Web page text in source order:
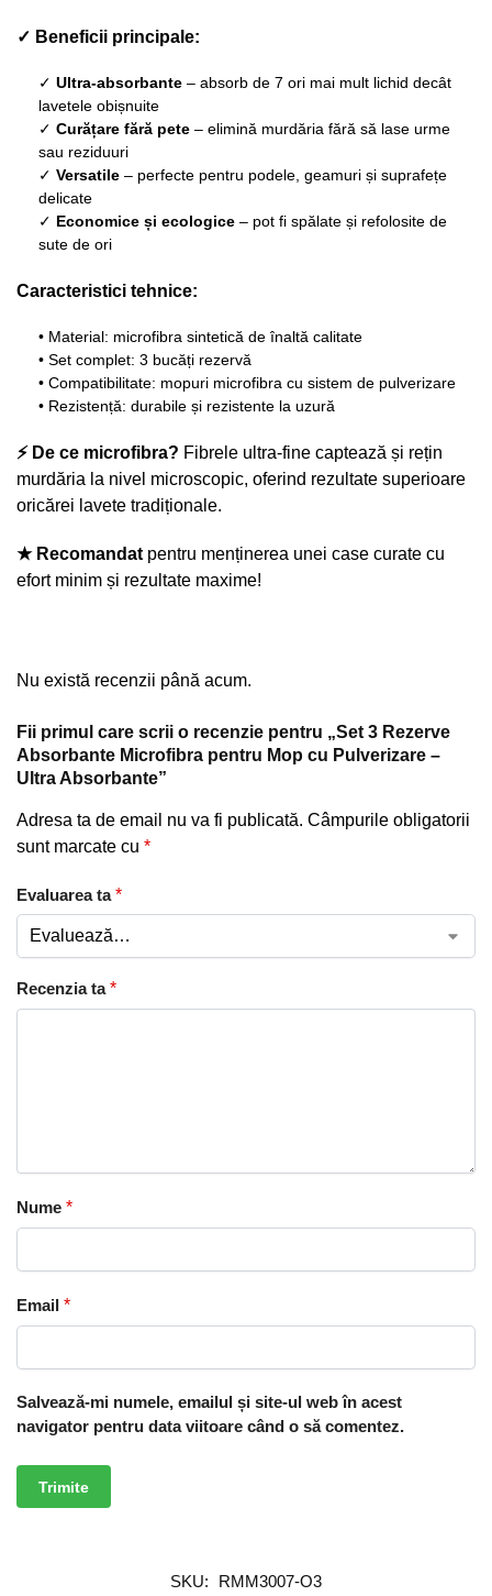
✓ Beneficii principale:
✓ Ultra-absorbante – absorb de 7 ori mai mult lichid decât
lavetele obișnuite
✓ Curățare fără pete – elimină murdăria fără să lase urme
sau reziduuri
✓ Versatile – perfecte pentru podele, geamuri și suprafețe
delicate
✓ Economice și ecologice – pot fi spălate și refolosite de
sute de ori
Caracteristici tehnice:
• Material: microfibra sintetică de înaltă calitate
• Set complet: 3 bucăți rezervă
• Compatibilitate: mopuri microfibra cu sistem de pulverizare
• Rezistență: durabile și rezistente la uzură
⚡ De ce microfibra? Fibrele ultra-fine captează și rețin
murdăria la nivel microscopic, oferind rezultate superioare
oricărei lavete tradiționale.
★ Recomandat pentru menținerea unei case curate cu
efort minim și rezultate maxime!
Nu există recenzii până acum.
Fii primul care scrii o recenzie pentru „Set 3 Rezerve
Absorbante Microfibra pentru Mop cu Pulverizare –
Ultra Absorbante”
Adresa ta de email nu va fi publicată. Câmpurile obligatorii
sunt marcate cu *
Evaluarea ta*
Recenzia ta*
Nume *
Email *
Salvează-mi numele, emailul și site-ul web în acest
navigator pentru data viitoare când o să comentez.
SKU: RMM3007-O3